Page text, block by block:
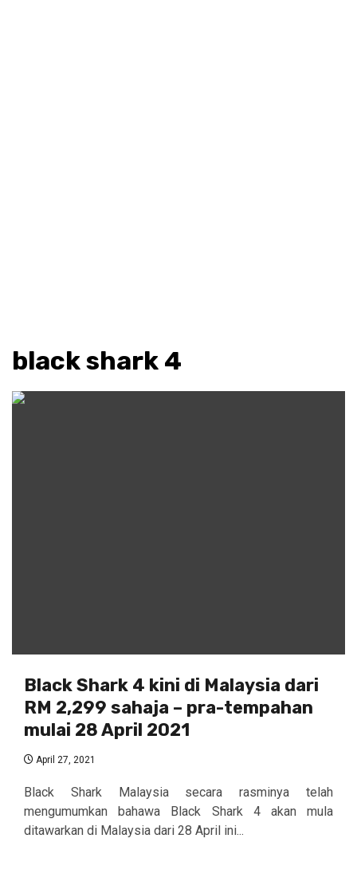
black shark 4
Black Shark 4 kini di Malaysia dari
RM 2,299 sahaja – pra-tempahan
mulai 28 April 2021
April 27, 2021
Black Shark Malaysia secara rasminya telah
mengumumkan bahawa Black Shark 4 akan mula
ditawarkan di Malaysia dari 28 April ini...